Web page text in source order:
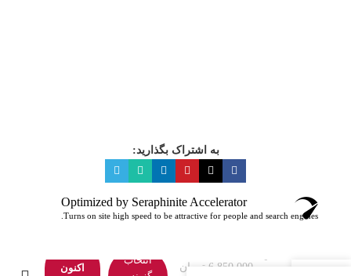
به اشتراک بگذارید:
چرم
6,850,000 تومان
انتخاب
اکنون
Optimized by Seraphinite Accelerator
Turns on site high speed to be attractive for people and search engines.